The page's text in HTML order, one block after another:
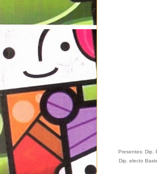
Presentes: Dip.
Dip. electo